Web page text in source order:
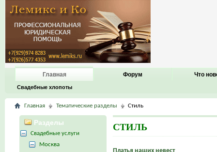
Главная
Свадебные хлопоты
Форум Что
Главная Тематические разделы Стиль
СТИЛЬ
Платья наших невест
Разделы
Свадебные услуги
Москва